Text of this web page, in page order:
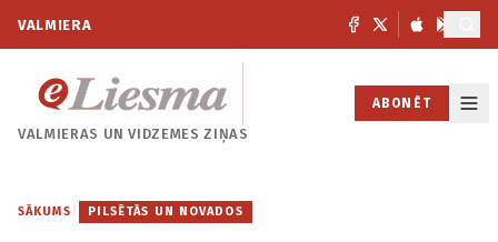
VALMIERA
VALMIERAS UNVIDZEMES ZIŅAS
ABONĒT
SĀKUMS / PILSĒTĀS UN NOVADOS